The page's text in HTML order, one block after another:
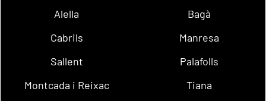
Alella
Bagà
Cabrils
Manresa
Sallent
Palafolls
Montcada i Reixac
Tiana